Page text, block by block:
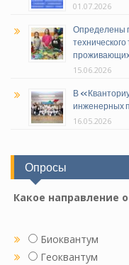
01.07.2026
Определены
проживающих
15.06.2026
В
инженерных
16.05.2026
Опросы
Какое направление
Биоквантум
Геоквантум